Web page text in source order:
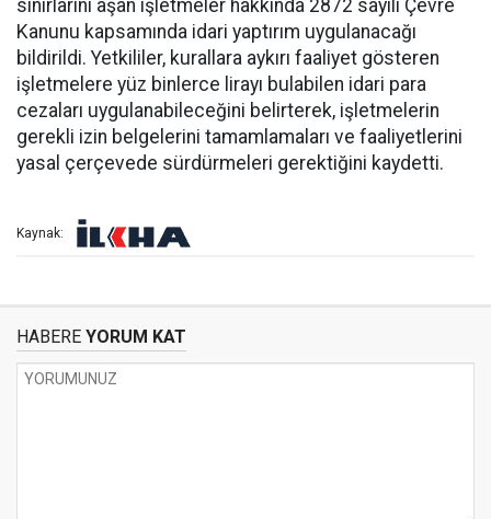
sınırlarını aşan işletmeler hakkında 2872 sayılı Çevre
Kanunu kapsamında idari yaptırım uygulanacağı
bildirildi. Yetkililer, kurallara aykırı faaliyet gösteren
işletmelere yüz binlerce lirayı bulabilen idari para
cezaları uygulanabileceğini belirterek, işletmelerin
gerekli izin belgelerini tamamlamaları ve faaliyetlerini
yasal çerçevede sürdürmeleri gerektiğini kaydetti.
Kaynak:
HABERE YORUM KAT